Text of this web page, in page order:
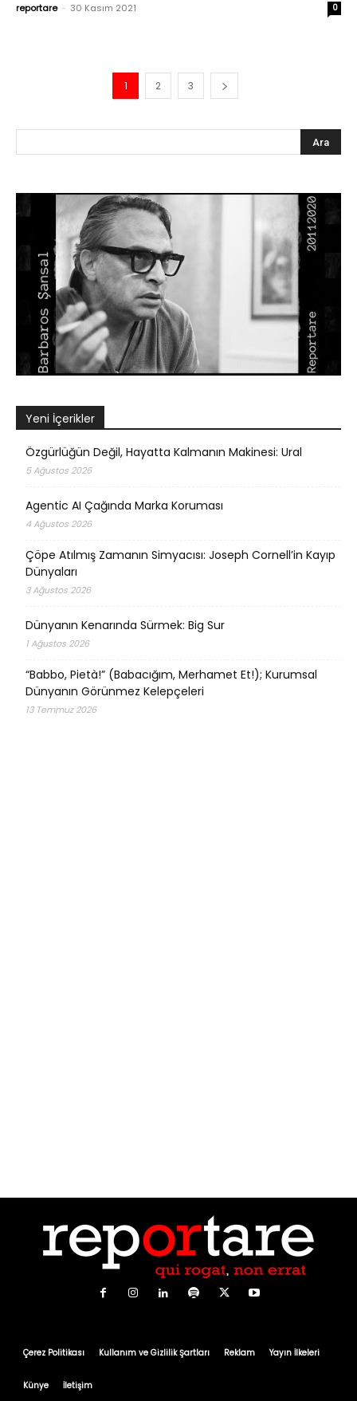
reportare - 30 Kasım 2021 0
1 2 3
Yeni İçerikler
Özgürlüğün Değil, Hayatta Kalmanın Makinesi: Ural
5 Ağustos 2026
Agentic AI Çağında Marka Koruması
4 Ağustos 2026
Çöpe Atılmış Zamanın Simyacısı: Joseph Cornell’in Kayıp
Dünyaları
3 Ağustos 2026
Dünyanın Kenarında Sürmek: Big Sur
1 Ağustos 2026
“Babbo, Pietà!” (Babacığım, Merhamet Et!); Kurumsal
Dünyanın Görünmez Kelepçeleri
13 Temmuz 2026
Çerez Politikası Kullanım ve Gizlilik Şartları Reklam Yayın İlkeleri
Künye İletişim